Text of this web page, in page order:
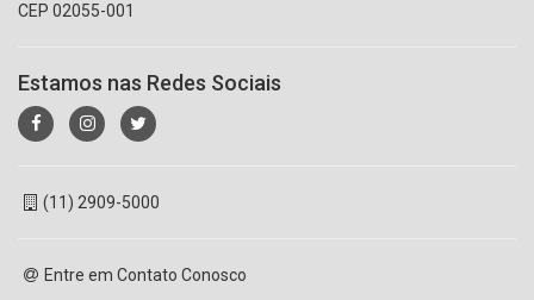
CEP 02055-001
Estamos nas Redes Sociais
(11) 2909-5000
Entre em Contato Conosco